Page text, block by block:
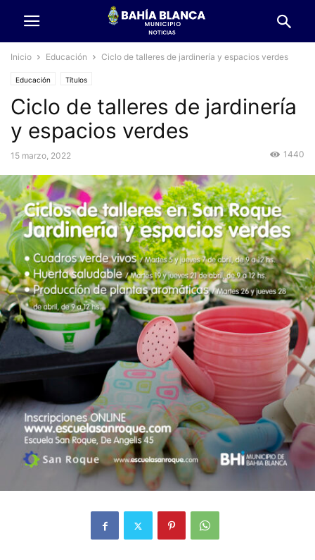
Inicio Educación Ciclo de talleres de jardinería y espacios verdes
Educación Títulos
Ciclo de talleres de jardinería
y espacios verdes
15 marzo, 2022 1440